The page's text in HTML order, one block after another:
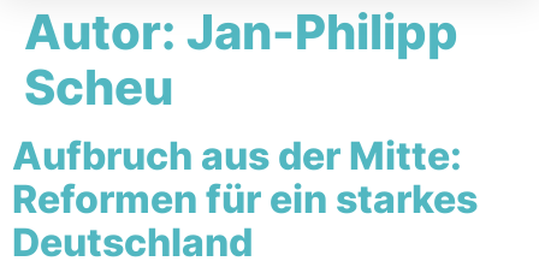
Autor: Jan-Philipp
Scheu
Aufbruch aus der Mitte:
Reformen für ein starkes
Deutschland